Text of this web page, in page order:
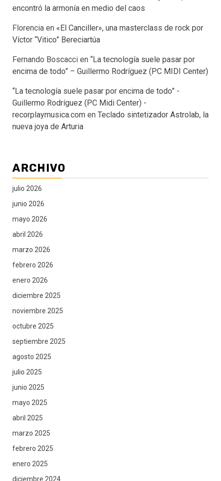
encontró la armonía en medio del caos
Florencia en «El Canciller», una masterclass de rock por
Víctor “Vitico” Bereciartúa
Fernando Boscacci en “La tecnología suele pasar por
encima de todo” – Guillermo Rodríguez (PC MIDI Center)
“La tecnología suele pasar por encima de todo” -
Guillermo Rodríguez (PC Midi Center) -
recorplaymusica.com en Teclado sintetizador Astrolab, la
nueva joya de Arturia
ARCHIVO
julio 2026
junio 2026
mayo 2026
abril 2026
marzo 2026
febrero 2026
enero 2026
diciembre 2025
noviembre 2025
octubre 2025
septiembre 2025
agosto 2025
julio 2025
junio 2025
mayo 2025
abril 2025
marzo 2025
febrero 2025
enero 2025
diciembre 2024